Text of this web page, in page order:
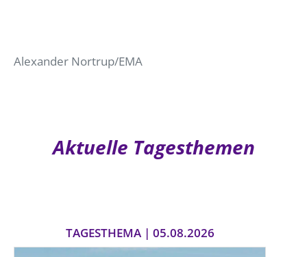
Alexander Nortrup/EMA
Aktuelle Tagesthemen
TAGESTHEMA | 05.08.2026